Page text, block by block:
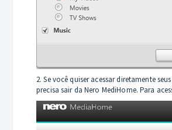
2. Se você quiser acessar diretamente
precisa sair da Nero MediHome. Para